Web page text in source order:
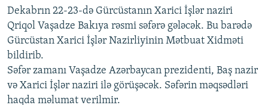
QANUNI DOĞRU
ARAŞDIRMA
MULTIMEDIA
VIDEO
FOTOQALEREYA
RADIO ARXIV
OXU ZALI
HAQQIMIZDA
Dekabrın 22-23-də Gürcüstanın Xarici İşlər naziri
Qriqol Vaşadze Bakıya rəsmi səfərə gələcək. Bu barədə
Gürcüstan Xarici İşlər Nazirliyinin Mətbuat Xidməti
bildirib.
Səfər zamanı Vaşadze Azərbaycan prezidenti, Baş nazir
və Xarici İşlər naziri ilə görüşəcək. Səfərin məqsədləri
haqda məlumat verilmir.